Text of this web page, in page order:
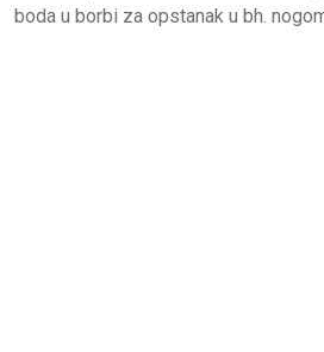
boda u borbi za opstanak u bh.